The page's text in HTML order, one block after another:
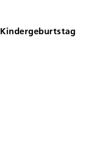
Kindergeburtstag